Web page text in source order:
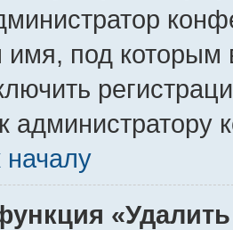
имя, под которым
администратору
началу